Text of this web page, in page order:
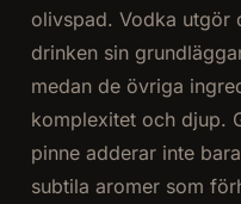
olivspad. Vodka utgör
drinken sin
medan de övriga
komplexitet och djup.
pinne adderar inte
subtila aromer som